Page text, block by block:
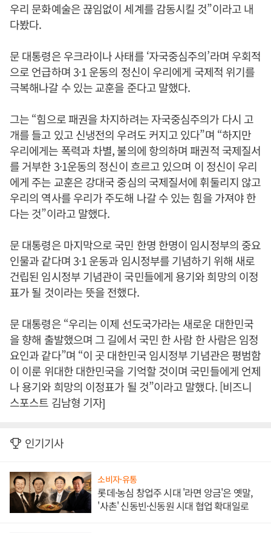
우리 문화예술은 끊임없이 세계를 감동시킬 것”이라고 내
다봤다.
문 대통령은 우크라이나 사태를 ‘자국중심주의’라며 우회적
으로 언급하며 3·1 운동의 정신이 우리에게 국제적 위기를
극복해나갈 수 있는 교훈을 준다고 말했다.
그는 “힘으로 패권을 차지하려는 자국중심주의가 다시 고
개를 들고 있고 신냉전의 우려도 커지고 있다”며 “하지만
우리에게는 폭력과 차별, 불의에 항의하며 패권적 국제질서
를 거부한 3·1운동의 정신이 흐르고 있으며 이 정신이 우리
에게 주는 교훈은 강대국 중심의 국제질서에 휘둘리지 않고
우리의 역사를 우리가 주도해 나갈 수 있는 힘을 가져야 한
다는 것”이라고 말했다.
문 대통령은 마지막으로 국민 한명 한명이 임시정부의 중요
인물과 같다며 3·1 운동과 임시정부를 기념하기 위해 새로
건립된 임시정부 기념관이 국민들에게 용기와 희망의 이정
표가 될 것이라는 뜻을 전했다.
문 대통령은 “우리는 이제 선도국가라는 새로운 대한민국
을 향해 출발했으며 그 길에서 국민 한 사람 한 사람은 임정
요인과 같다”며 “이 곳 대한민국 임시정부 기념관은 평범함
이 이룬 위대한 대한민국을 기억할 것이며 국민들에게 언제
나 용기와 희망의 이정표가 될 것”이라고 말했다. [비즈니
스포스트 김남형 기자]
인기기사
소비자·유통
롯데·농심 창업주 시대 '라면 앙금'은 옛말,
'사촌' 신동빈·신동원 시대 협업 확대일로